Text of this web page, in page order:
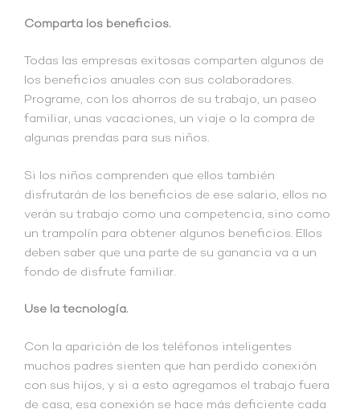
Comparta los beneficios.
Todas las empresas exitosas comparten algunos de
los beneficios anuales con sus colaboradores.
Programe, con los ahorros de su trabajo, un paseo
familiar, unas vacaciones, un viaje o la compra de
algunas prendas para sus niños.
Si los niños comprenden que ellos también
disfrutarán de los beneficios de ese salario, ellos no
verán su trabajo como una competencia, sino como
un trampolín para obtener algunos beneficios. Ellos
deben saber que una parte de su ganancia va a un
fondo de disfrute familiar.
Use la tecnología.
Con la aparición de los teléfonos inteligentes
muchos padres sienten que han perdido conexión
con sus hijos, y si a esto agregamos el trabajo fuera
de casa, esa conexión se hace más deficiente cada